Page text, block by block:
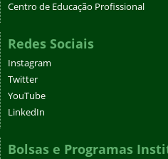
Centro de Educação Profissional
Redes Sociais
Instagram
Twitter
YouTube
LinkedIn
Bolsas e Programas